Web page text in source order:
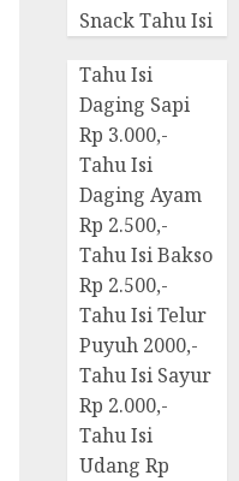
Snack Tahu Isi
Tahu Isi
Daging Sapi
Rp 3.000,-
Tahu Isi
Daging Ayam
Rp 2.500,-
Tahu Isi Bakso
Rp 2.500,-
Tahu Isi Telur
Puyuh 2000,-
Tahu Isi Sayur
Rp 2.000,-
Tahu Isi
Udang Rp